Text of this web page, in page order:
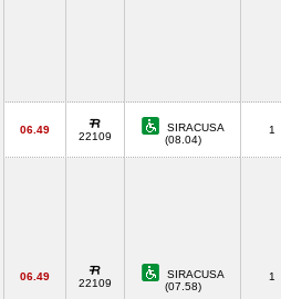
06.49
22109
SIRACUSA
(08.04)
1
06.49
22109
SIRACUSA
(07.58)
1